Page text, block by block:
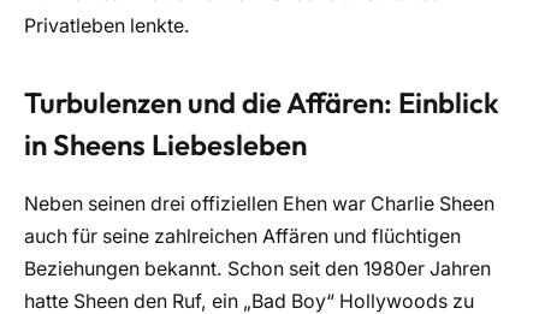
Privatleben lenkte.
Turbulenzen und die Affären: Einblick
in Sheens Liebesleben
Neben seinen drei offiziellen Ehen war Charlie Sheen
auch für seine zahlreichen Affären und flüchtigen
Beziehungen bekannt. Schon seit den 1980er Jahren
hatte Sheen den Ruf, ein „Bad Boy“ Hollywoods zu